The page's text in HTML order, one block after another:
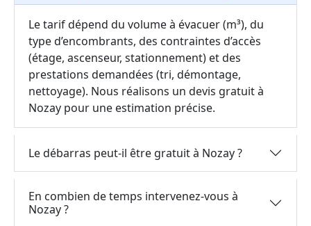
Le tarif dépend du volume à évacuer (m³), du
type d’encombrants, des contraintes d’accès
(étage, ascenseur, stationnement) et des
prestations demandées (tri, démontage,
nettoyage). Nous réalisons un devis gratuit à
Nozay pour une estimation précise.
Le débarras peut-il être gratuit à Nozay ?
En combien de temps intervenez-vous à
Nozay ?